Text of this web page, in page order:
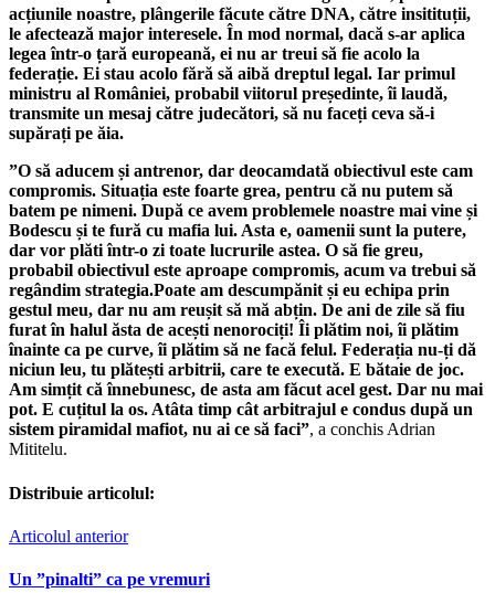
acțiunile noastre, plângerile făcute către DNA, către insitituții,
le afectează major interesele. În mod normal, dacă s-ar aplica
legea într-o țară europeană, ei nu ar treui să fie acolo la
federație. Ei stau acolo fără să aibă dreptul legal. Iar primul
ministru al României, probabil viitorul președinte, îi laudă,
transmite un mesaj către judecători, să nu faceți ceva să-i
supărați pe ăia.
”O să aducem și antrenor, dar deocamdată obiectivul este cam
compromis. Situația este foarte grea, pentru că nu putem să
batem pe nimeni. După ce avem problemele noastre mai vine și
Bodescu și te fură cu mafia lui. Asta e, oamenii sunt la putere,
dar vor plăti într-o zi toate lucrurile astea. O să fie greu,
probabil obiectivul este aproape compromis, acum va trebui să
regândim strategia.Poate am descumpănit și eu echipa prin
gestul meu, dar nu am reușit să mă abțin. De ani de zile să fiu
furat în halul ăsta de acești nenorociți! Îi plătim noi, îi plătim
înainte ca pe curve, îi plătim să ne facă felul. Federația nu-ți dă
niciun leu, tu plătești arbitrii, care te execută. E bătaie de joc.
Am simțit că înnebunesc, de asta am făcut acel gest. Dar nu mai
pot. E cuțitul la os. Atâta timp cât arbitrajul e condus după un
sistem piramidal mafiot, nu ai ce să faci”, a conchis Adrian
Mititelu.
Distribuie articolul:
Articolul anterior
Un ”pinalti” ca pe vremuri